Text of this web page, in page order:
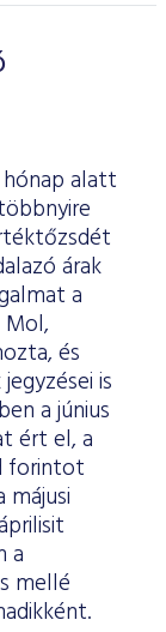
alatt
árak
a
és
is
a június
ért el, a
forintot
májusi
a
mellé